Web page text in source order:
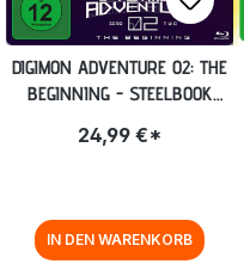
DIGIMON ADVENTURE 02: THE
BEGINNING - STEELBOOK
ANIME PLANET)
24,99 €*
IN DEN WARENKORB